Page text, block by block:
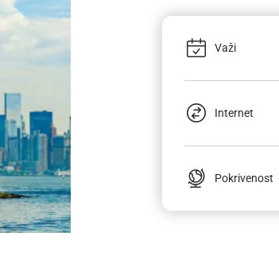
Važi
Internet
Pokrivenost